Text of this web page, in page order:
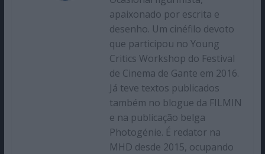
apaixonado por escrita e
desenho. Um cinéfilo devoto
que participou no Young
Critics Workshop do Festival
de Cinema de Gante em 2016.
Já teve textos publicados
também no blogue da FILMIN
e na publicação belga
Photogénie. É redator na
MHD desde 2015, ocupando